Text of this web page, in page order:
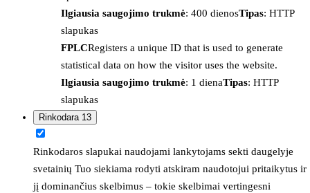
Ilgiausia saugojimo trukmė: 400 dienosTipas: HTTP
slapukas
FPLCRegisters a unique ID that is used to generate
statistical data on how the visitor uses the website.
Ilgiausia saugojimo trukmė: 1 dienaTipas: HTTP
slapukas
Rinkodara 13
Rinkodaros slapukai naudojami lankytojams sekti daugelyje
svetainių Tuo siekiama rodyti atskiram naudotojui pritaikytus ir
jį dominančius skelbimus – tokie skelbimai vertingesni